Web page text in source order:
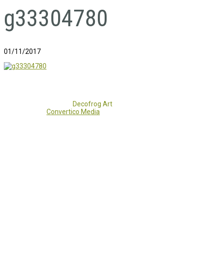
g33304780
01/11/2017
Decofrog Art
Convertico Media